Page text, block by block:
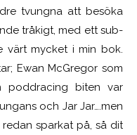
tvungna att besöka
tråkigt, med ett sub-
värt mycket i min bok.
Ewan McGregor som
poddracing biten var
och Jar Jar….men
sparkat på, så dit